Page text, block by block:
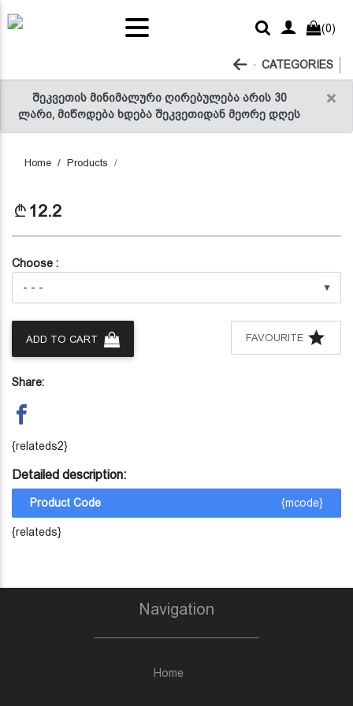
×
შეკვეთის მინიმალური ღირებულება არის 30
ლარი, მიწოდება ხდება შეკვეთიდან მეორე დღეს
and
(0)
CATEGORIES
Home Products
12.2
Choose :
▼
ADD TO CART FAVOURITE
Share:
{relateds2}
Detailed description:
Product Code {mcode}
{relateds}
Navigation
Home